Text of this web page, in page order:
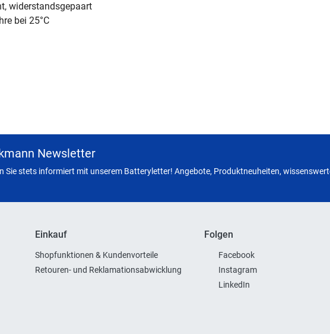
widerstandsgepaart
bei 25°C
Newsletter
Sie stets informiert mit unserem Batteryletter! Angebote, Produktneuheiten,
Einkauf
Shopfunktionen & Kundenvorteile
Retouren- und Reklamationsabwicklung
Folgen
Facebook
Instagram
LinkedIn